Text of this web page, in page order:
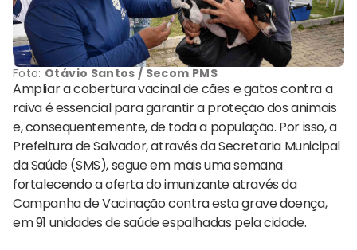
Foto: Otávio Santos / Secom PMS
Ampliar a cobertura vacinal de cães e gatos contra a
raiva é essencial para garantir a proteção dos animais
e, consequentemente, de toda a população. Por isso, a
Prefeitura de Salvador, através da Secretaria Municipal
da Saúde (SMS), segue em mais uma semana
fortalecendo a oferta do imunizante através da
Campanha de Vacinação contra esta grave doença,
em 91 unidades de saúde espalhadas pela cidade.